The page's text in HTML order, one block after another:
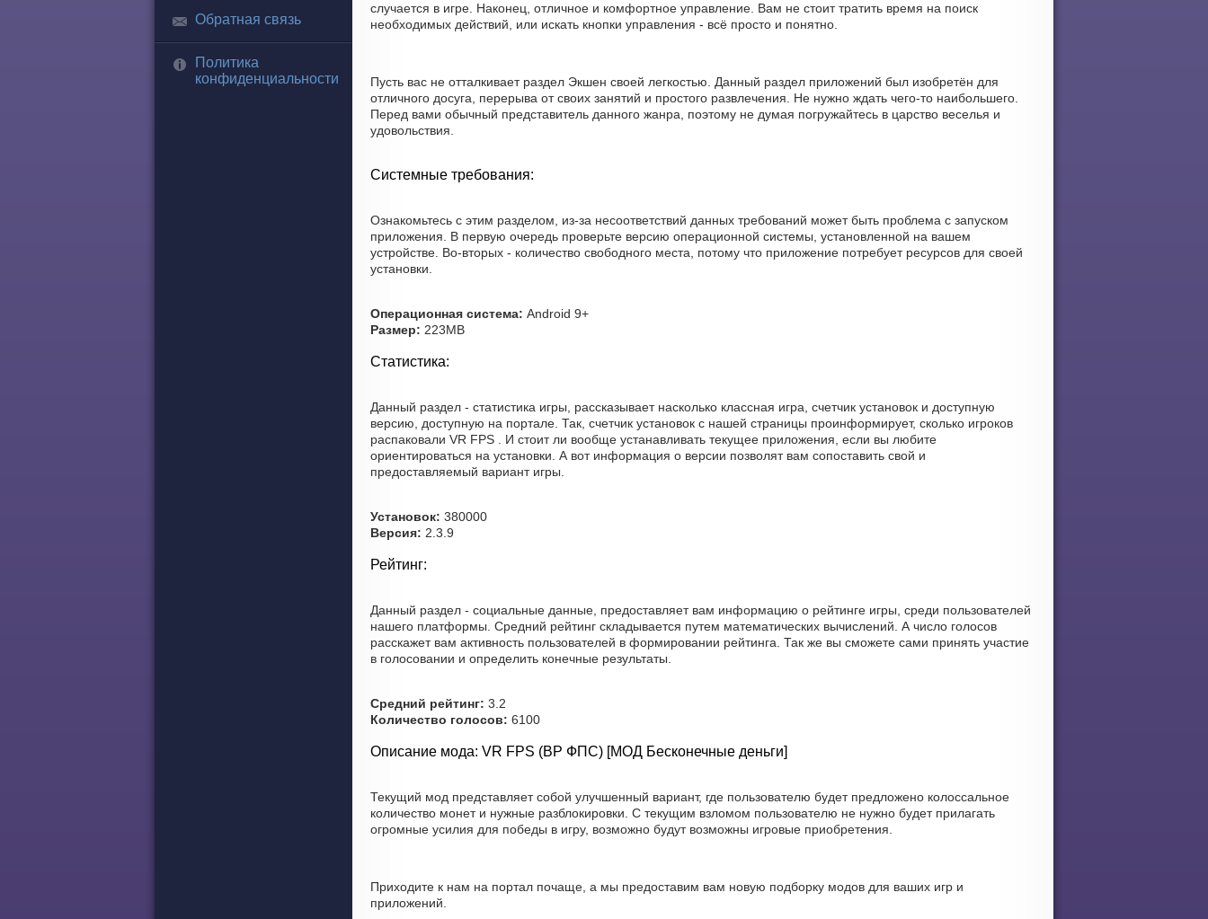
Обратная связь
Политика
конфиденциальности
случается в игре. Наконец, отличное и комфортное управление. Вам не стоит тратить время на поиск
необходимых действий, или искать кнопки управления - всё просто и понятно.
Пусть вас не отталкивает раздел Экшен своей легкостью. Данный раздел приложений был изобретён для
отличного досуга, перерыва от своих занятий и простого развлечения. Не нужно ждать чего-то наибольшего.
Перед вами обычный представитель данного жанра, поэтому не думая погружайтесь в царство веселья и
удовольствия.
Системные требования:
Ознакомьтесь с этим разделом, из-за несоответствий данных требований может быть проблема с запуском
приложения. В первую очередь проверьте версию операционной системы, установленной на вашем
устройстве. Во-вторых - количество свободного места, потому что приложение потребует ресурсов для своей
установки.
Операционная система: Android 9+
Размер: 223MB
Статистика:
Данный раздел - статистика игры, рассказывает насколько классная игра, счетчик установок и доступную
версию, доступную на портале. Так, счетчик установок с нашей страницы проинформирует, сколько игроков
распаковали VR FPS . И стоит ли вообще устанавливать текущее приложения, если вы любите
ориентироваться на установки. А вот информация о версии позволят вам сопоставить свой и
предоставляемый вариант игры.
Установок: 380000
Версия: 2.3.9
Рейтинг:
Данный раздел - социальные данные, предоставляет вам информацию о рейтинге игры, среди пользователей
нашего платформы. Средний рейтинг складывается путем математических вычислений. А число голосов
расскажет вам активность пользователей в формировании рейтинга. Так же вы сможете сами принять участие
в голосовании и определить конечные результаты.
Средний рейтинг: 3.2
Количество голосов: 6100
Описание мода: VR FPS (ВР ФПС) [МОД Бесконечные деньги]
Текущий мод представляет собой улучшенный вариант, где пользователю будет предложено колоссальное
количество монет и нужные разблокировки. С текущим взломом пользователю не нужно будет прилагать
огромные усилия для победы в игру, возможно будут возможны игровые приобретения.
Приходите к нам на портал почаще, а мы предоставим вам новую подборку модов для ваших игр и
приложений.